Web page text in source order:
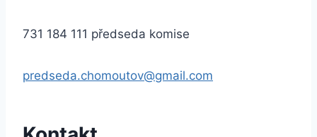
731 184 111 předseda komise
predseda.chomoutov@gmail.com